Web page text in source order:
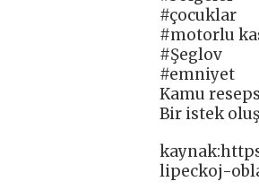
#çocuklar
#motorlu
#Şeglov
#emniyet
Kamu
Bir istek
lipeckoj-